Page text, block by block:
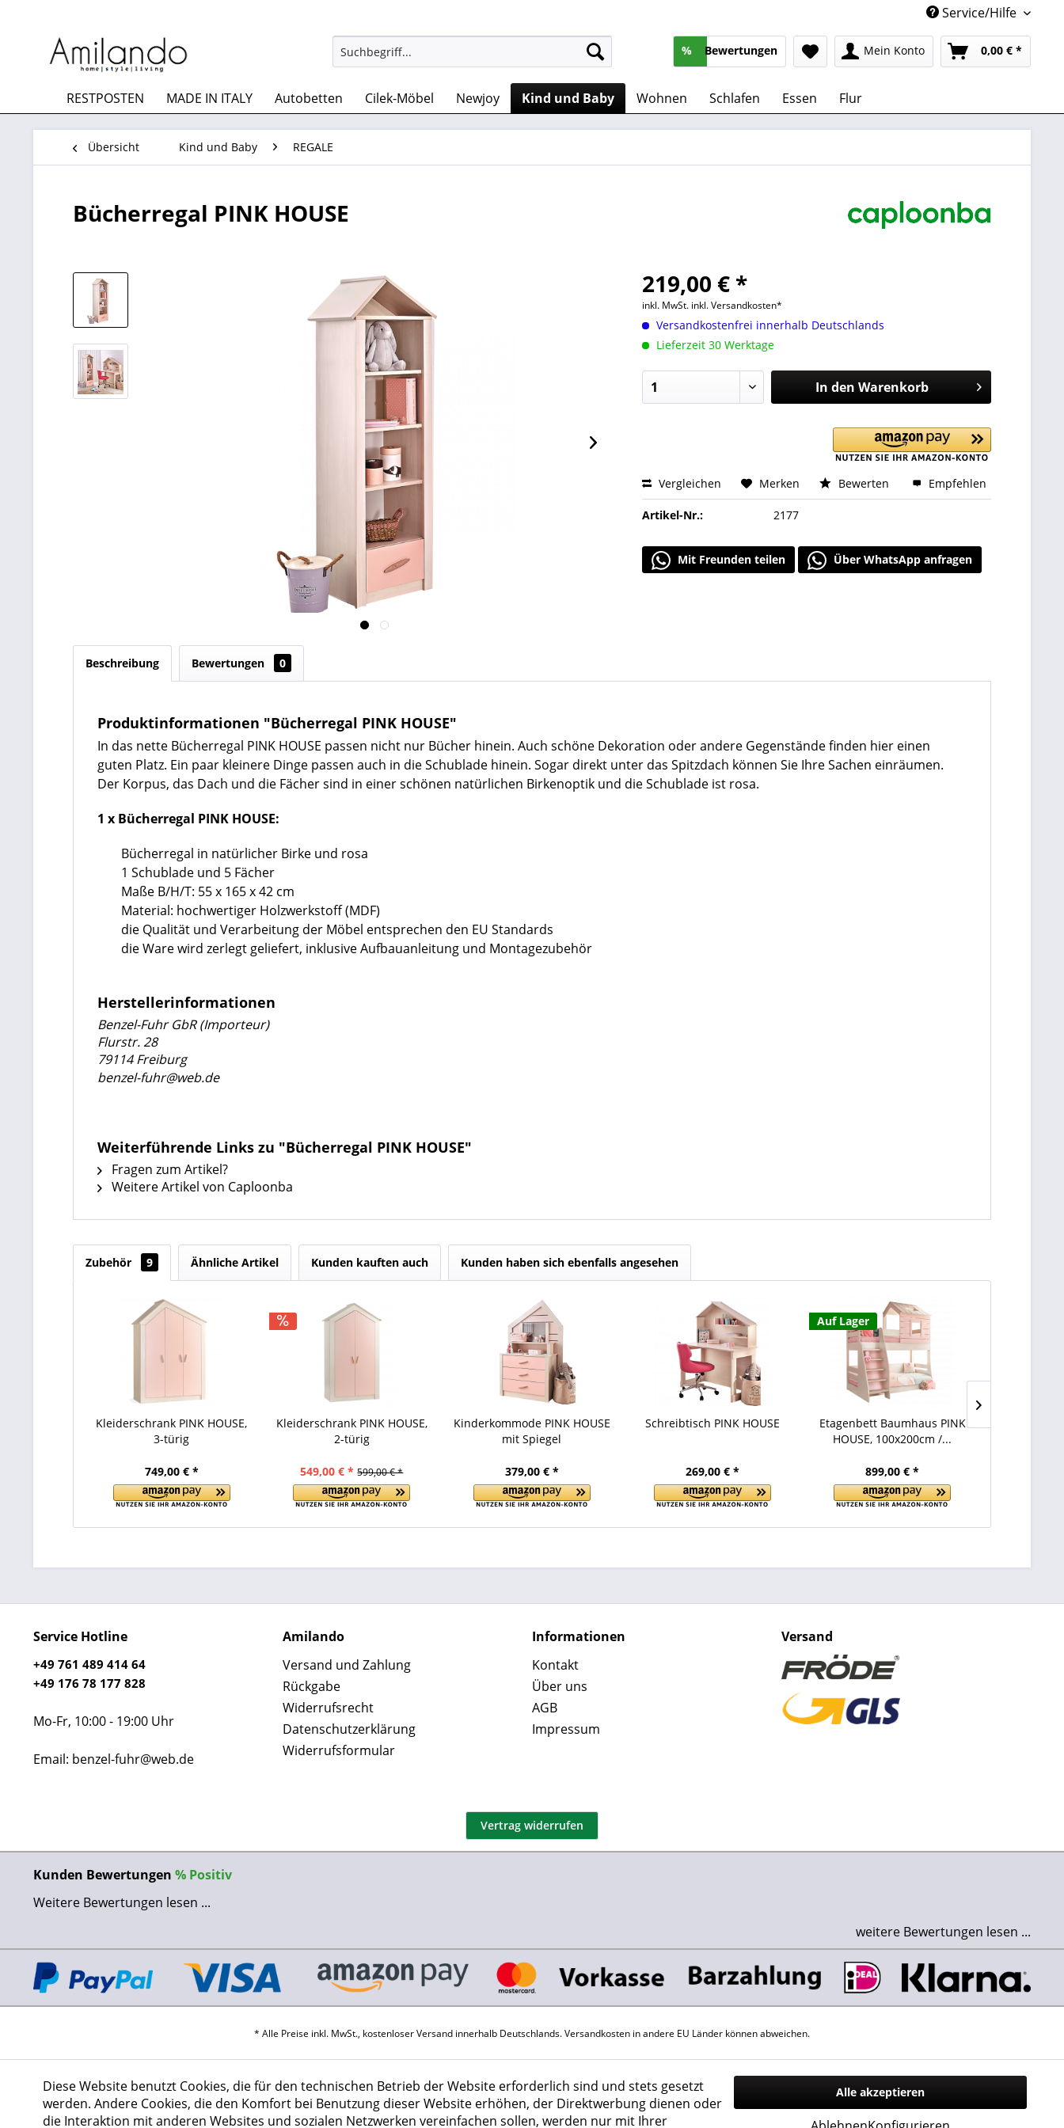
Service/Hilfe
% Bewertungen Mein Konto 0,00 € *
RESTPOSTEN MADE IN ITALY Autobetten Cilek-Möbel Newjoy Kind und Baby Wohnen Schlafen Essen Flur
Übersicht Kind und Baby REGALE
Bücherregal PINK HOUSE
219,00 € *
inkl. MwSt. inkl. Versandkosten*
Versandkostenfrei innerhalb Deutschlands
Lieferzeit 30 Werktage
In den Warenkorb
Vergleichen Merken Bewerten Empfehlen
Artikel-Nr.: 2177
Mit Freunden teilen Über WhatsApp anfragen
Beschreibung Bewertungen 0
Produktinformationen "Bücherregal PINK HOUSE"
In das nette Bücherregal PINK HOUSE passen nicht nur Bücher hinein. Auch schöne Dekoration oder andere Gegenstände finden hier einen
guten Platz. Ein paar kleinere Dinge passen auch in die Schublade hinein. Sogar direkt unter das Spitzdach können Sie Ihre Sachen einräumen.
Der Korpus, das Dach und die Fächer sind in einer schönen natürlichen Birkenoptik und die Schublade ist rosa.
1 x Bücherregal PINK HOUSE:
Bücherregal in natürlicher Birke und rosa
1 Schublade und 5 Fächer
Maße B/H/T: 55 x 165 x 42 cm
Material: hochwertiger Holzwerkstoff (MDF)
die Qualität und Verarbeitung der Möbel entsprechen den EU Standards
die Ware wird zerlegt geliefert, inklusive Aufbauanleitung und Montagezubehör
Herstellerinformationen
Benzel-Fuhr GbR (Importeur)
Flurstr. 28
79114 Freiburg
benzel-fuhr@web.de
Weiterführende Links zu "Bücherregal PINK HOUSE"
Fragen zum Artikel?
Weitere Artikel von Caploonba
Zubehör 9 Ähnliche Artikel Kunden kauften auch Kunden haben sich ebenfalls angesehen
Kleiderschrank PINK HOUSE,
3-türig
749,00 € *
Kleiderschrank PINK HOUSE,
2-türig
549,00 € * 599,00 € *
Kinderkommode PINK HOUSE
mit Spiegel
379,00 € *
Schreibtisch PINK HOUSE
269,00 € *
Auf Lager
Etagenbett Baumhaus PINK
HOUSE, 100x200cm /...
899,00 € *
Service Hotline
+49 761 489 414 64
+49 176 78 177 828
Mo-Fr, 10:00 - 19:00 Uhr
Email: benzel-fuhr@web.de
Amilando
Versand und Zahlung
Rückgabe
Widerrufsrecht
Datenschutzerklärung
Widerrufsformular
Informationen
Kontakt
Über uns
AGB
Impressum
Versand
Vertrag widerrufen
Kunden Bewertungen % Positiv
Weitere Bewertungen lesen ...
weitere Bewertungen lesen ...
* Alle Preise inkl. MwSt., kostenloser Versand innerhalb Deutschlands.Versandkosten in andere EU Länder können abweichen.
Diese Website benutzt Cookies, die für den technischen Betrieb der Website erforderlich sind und stets gesetzt
werden. Andere Cookies, die den Komfort bei Benutzung dieser Website erhöhen, der Direktwerbung dienen oder
die Interaktion mit anderen Websites und sozialen Netzwerken vereinfachen sollen, werden nur mit Ihrer
Alle akzeptieren